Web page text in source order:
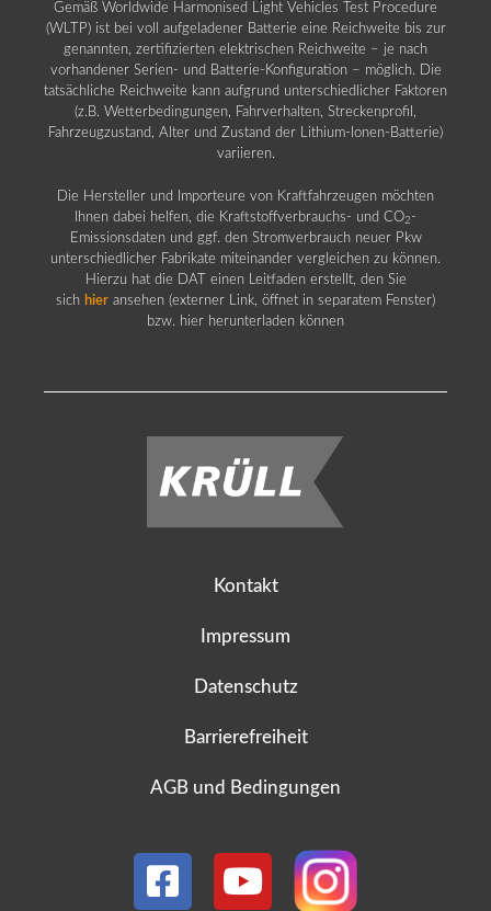
Gemäß Worldwide Harmonised Light Vehicles Test Procedure
(WLTP) ist bei voll aufgeladener Batterie eine Reichweite bis zur
genannten, zertifizierten elektrischen Reichweite – je nach
vorhandener Serien- und Batterie-Konfiguration – möglich. Die
tatsächliche Reichweite kann aufgrund unterschiedlicher Faktoren
(z.B. Wetterbedingungen, Fahrverhalten, Streckenprofil,
Fahrzeugzustand, Alter und Zustand der Lithium-Ionen-Batterie)
variieren.
Die Hersteller und Importeure von Kraftfahrzeugen möchten
Ihnen dabei helfen, die Kraftstoffverbrauchs- und CO2 -
Emissionsdaten und ggf. den Stromverbrauch neuer Pkw
unterschiedlicher Fabrikate miteinander vergleichen zu können.
Hierzu hat die DAT einen Leitfaden erstellt, den Sie
sich hier ansehen (externer Link, öffnet in separatem Fenster)
bzw. hier herunterladen können
Kontakt
Impressum
Datenschutz
Barrierefreiheit
AGB und Bedingungen